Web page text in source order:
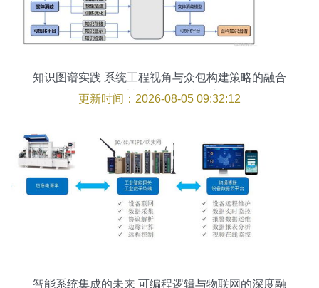
知识图谱实践 系统工程视角与众包构建策略的融合
——以机电智能化为切入
更新时间：2026-08-05 09:32:12
智能系统集成的未来 可编程逻辑与物联网的深度融